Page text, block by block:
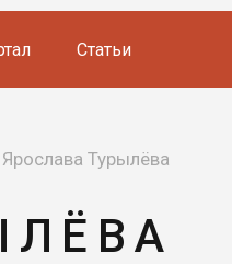
Статьи
Ярослава Турылёва